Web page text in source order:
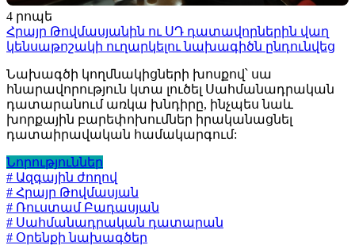
4 րոպե
Հրայր Թովմասյանին ու ՍԴ դատավորներին վաղ
կենսաթոշակի ուղարկելու նախագիծն ընդունվեց
Նախագծի կողմնակիցների խոսքով՝ սա
հնարավորություն կտա լուծել Սահմանադրական
դատարանում առկա խնդիրը, ինչպես նաև
խորքային բարեփոխումներ իրականացնել
դատաիրավական համակարգում:
Նորություններ
# Ազգային ժողով
# Հրայր Թովմասյան
# Ռուստամ Բադասյան
# Սահմանադրական դատարան
# Օրենքի նախագծեր